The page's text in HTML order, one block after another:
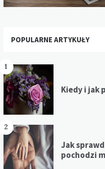
POPULARNE ARTYKUŁY
1
Kiedy i jak
2
Jak
pochodzi